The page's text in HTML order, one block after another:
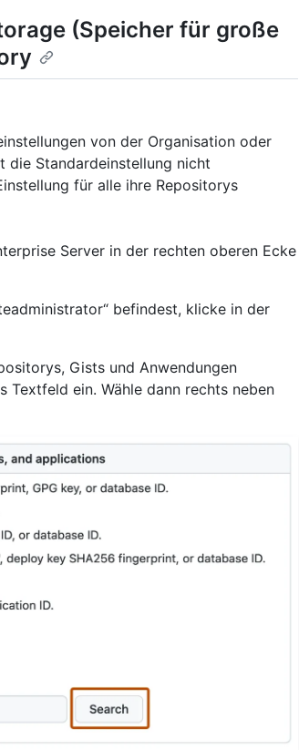
(Speicher für große
von der Organisation oder
die Standardeinstellung nicht
für alle ihre Repositorys
Server in der rechten oberen Ecke
befindest, klicke in der
Gists und Anwendungen
Textfeld ein. Wähle dann rechts neben